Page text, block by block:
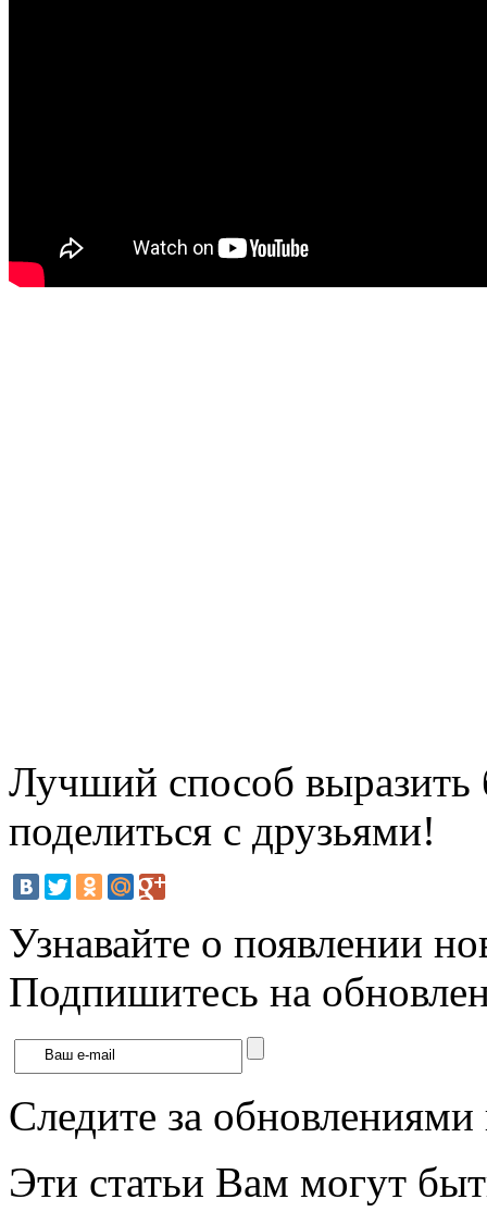
Лучший способ выразить
поделиться с друзьями!
Узнавайте о появлении
Подпишитесь на
Следите за
Эти статьи Вам могут